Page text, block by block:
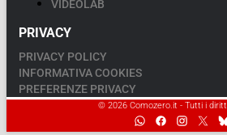
VIDEOLAB
PRIVACY
PRIVACY POLICY
INFORMATIVA COOKIES
PREFERENZE PRIVACY
© 2026 Comozero.it - Tutti i